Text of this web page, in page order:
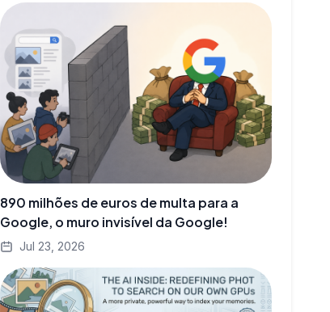
890 milhões de euros de multa para a
Google, o muro invisível da Google!
Jul 23, 2026